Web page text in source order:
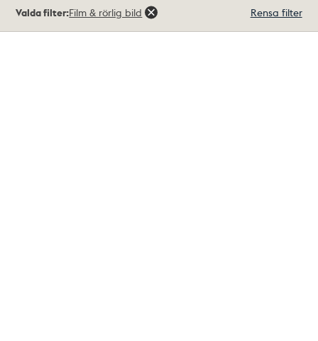
träffar
Valda filter:Film & rörlig bild Rensa filter